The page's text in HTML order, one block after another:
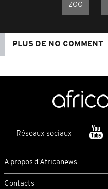
ZOO
PLUS DE NO COMMENT
Réseaux sociaux
A propos d'Africanews
Contacts